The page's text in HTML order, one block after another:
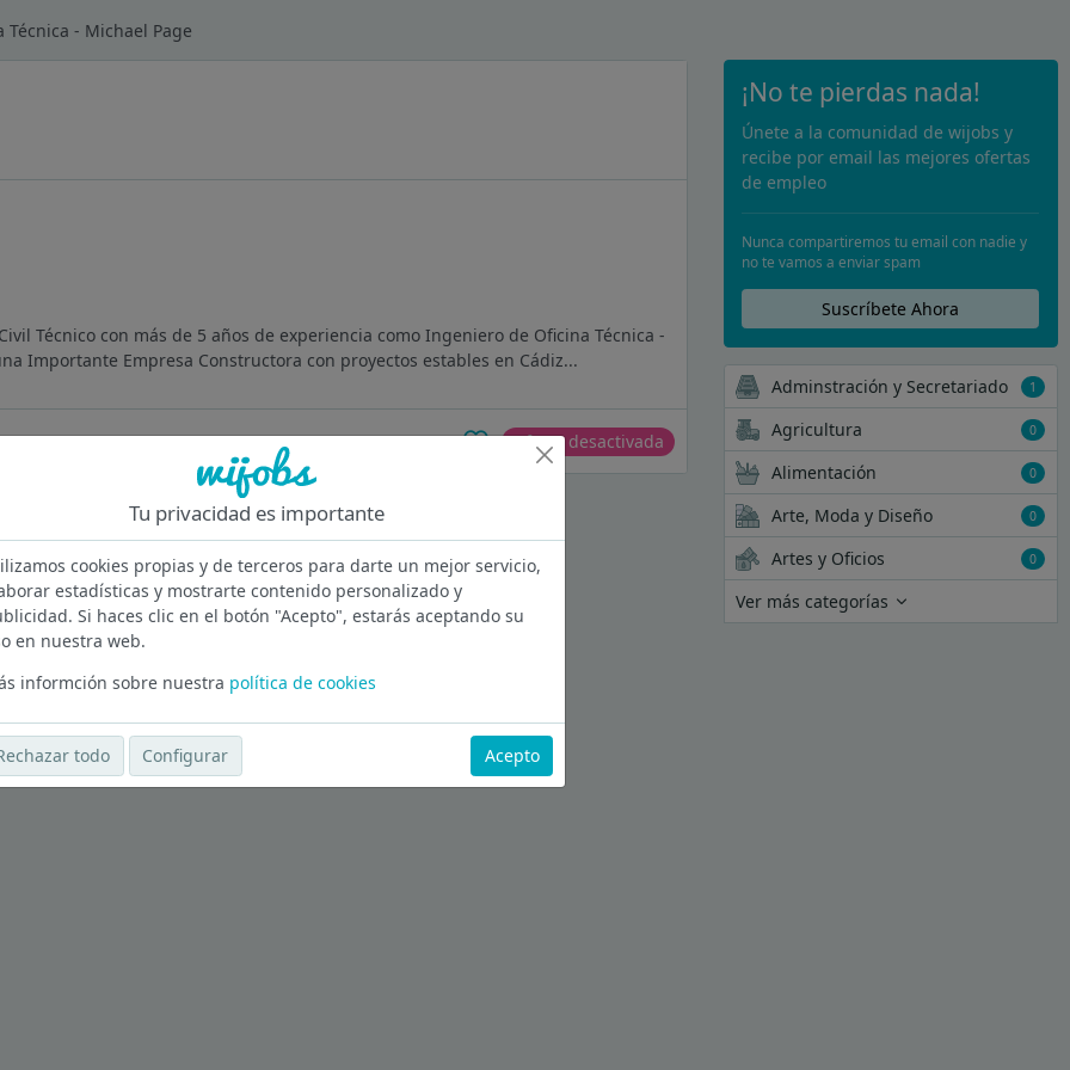
- Michael Page
Técnico con más de 5 años de experiencia como Ingeniero de Oficina Técnica -
Importante Empresa Constructora con proyectos estables en Cádiz...
Oferta desactivada
Ver más ofertas
¡No te pierdas nada!
Únete a la comunidad de wijobs y
recibe por email las mejores ofertas
de empleo
Nunca compartiremos tu email con nadie y
no te vamos a enviar spam
Suscríbete Ahora
Adminstración y Secretariado 1
Agricultura 0
Alimentación 0
Arte, Moda y Diseño 0
Artes y Oficios 0
Ver más categorías
Tu privacidad es importante
cookies propias y de terceros para darte un mejor servicio,
estadísticas y mostrarte contenido personalizado y
Si haces clic en el botón "Acepto", estarás aceptando su
en nuestra web.
informción sobre nuestra política de cookies
todo Configurar Acepto